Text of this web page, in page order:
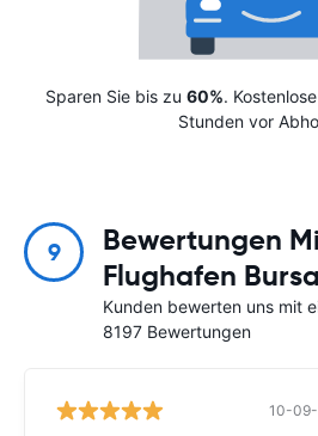
Sparen Sie bis zu 60%.
Stunden vor
9
Bewertungen
Flughafen
Kunden bewerten uns mit
8197 Bewertungen
10-